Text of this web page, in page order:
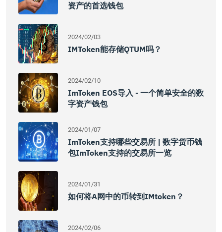
资产的首选钱包
2024/02/03
IMToken能存储QTUM吗？
2024/02/10
ImToken EOS导入 - 一个简单安全的数
字资产钱包
2024/01/07
ImToken支持哪些交易所 | 数字货币钱
包imToken支持的交易所一览
2024/01/31
如何将A网中的币转到IMtoken？
2024/02/06